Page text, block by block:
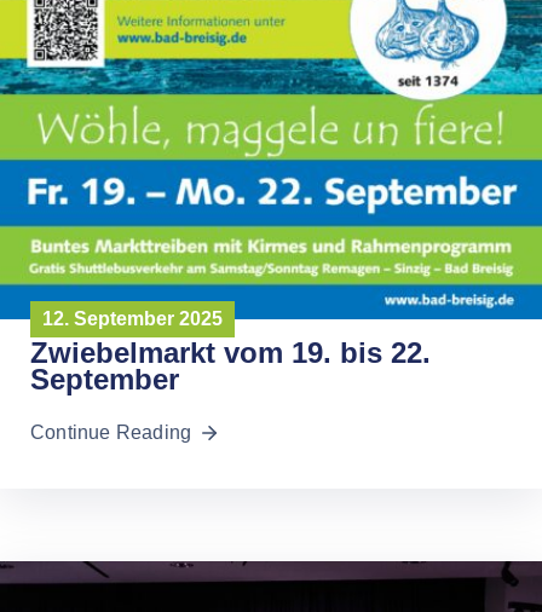
12. September 2025
Zwiebelmarkt vom 19. bis 22.
September
Continue Reading